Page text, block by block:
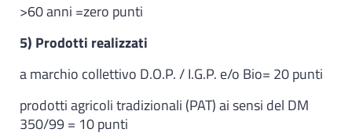
>60 anni =zero punti
5) Prodotti realizzati
a marchio collettivo D.O.P. / I.G.P. e/o Bio= 20 punti
prodotti agricoli tradizionali (PAT) ai sensi del DM
350/99 = 10 punti